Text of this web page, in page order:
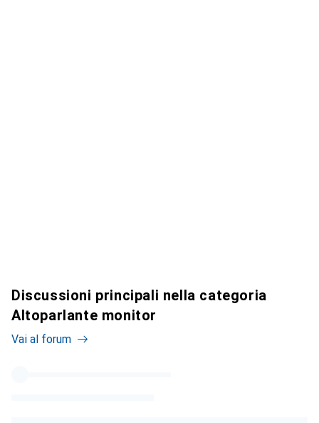
Discussioni principali nella categoria
Altoparlante monitor
Vai al forum